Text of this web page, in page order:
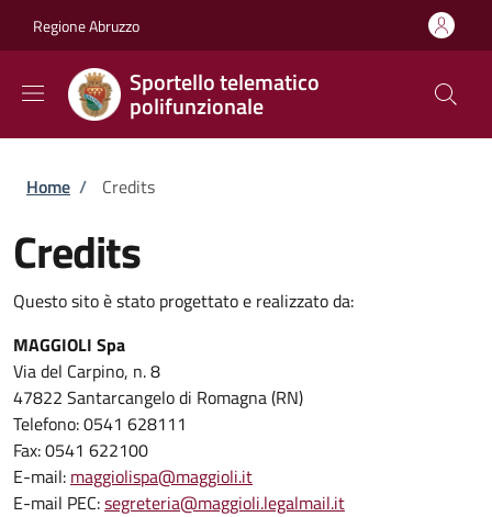
Regione Abruzzo
Sportello telematico
polifunzionale
Briciole di pane
Home / Credits
Credits
Questo sito è stato progettato e realizzato da:
MAGGIOLI Spa
Via del Carpino, n. 8
47822 Santarcangelo di Romagna (RN)
Telefono: 0541 628111
Fax: 0541 622100
E-mail: maggiolispa@maggioli.it
E-mail PEC:segreteria@maggioli.legalmail.it